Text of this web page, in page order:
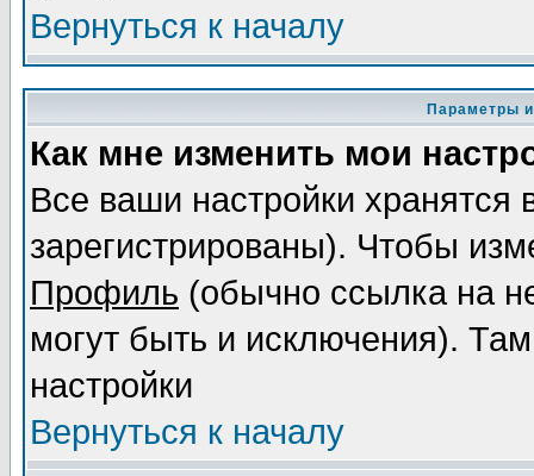
Вернуться к началу
Параметры
Как мне изменить мои
Все ваши настройки
зарегистрированы). Чтобы
Профиль (обычно ссылка на
могут быть и исключения).
настройки
Вернуться к началу